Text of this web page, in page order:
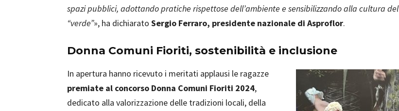
spazi pubblici, adottando pratiche rispettose dell’ambiente e sensibilizzando alla cultura del
“verde”», ha dichiarato Sergio Ferraro, presidente nazionale di Asproflor.
Donna Comuni Fioriti, sostenibilità e inclusione
In apertura hanno ricevuto i meritati applausi le ragazze
premiate al concorso Donna Comuni Fioriti 2024,
dedicato alla valorizzazione delle tradizioni locali, della